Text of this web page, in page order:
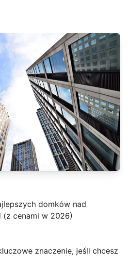
domków nad
(z cenami w 2026)
znaczenie, jeśli chcesz